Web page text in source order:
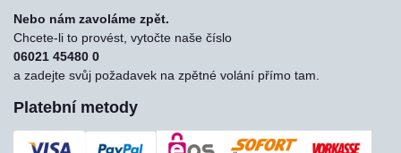
Nebo nám zavoláme zpět.
Chcete-li to provést, vytočte naše číslo
06021 45480 0
a zadejte svůj požadavek na zpětné volání přímo tam.
Platební metody